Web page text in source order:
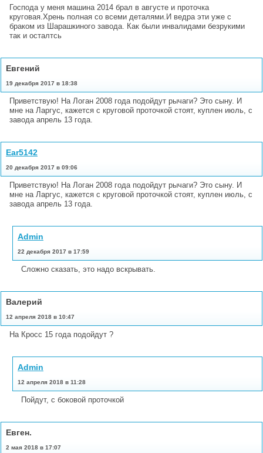
Господа у меня машина 2014 брал в августе и проточка
круговая.Хрень полная со всеми деталями.И ведра эти уже с
браком из Шарашкиного завода. Как были инвалидами безрукими
так и осталтсь
Евгений
19 декабря 2017 в 18:38
Приветствую! На Логан 2008 года подойдут рычаги? Это сыну. И
мне на Ларгус, кажется с круговой проточкой стоят, куплен июль, с
завода апрель 13 года.
Ear5142
20 декабря 2017 в 09:06
Приветствую! На Логан 2008 года подойдут рычаги? Это сыну. И
мне на Ларгус, кажется с круговой проточкой стоят, куплен июль, с
завода апрель 13 года.
Admin
22 декабря 2017 в 17:59
Сложно сказать, это надо вскрывать.
Валерий
12 апреля 2018 в 10:47
На Кросс 15 года подойдут ?
Admin
12 апреля 2018 в 11:28
Пойдут, с боковой проточкой
Евген.
2 мая 2018 в 17:07